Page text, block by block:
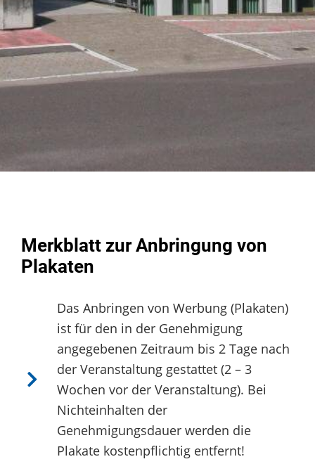
Merkblatt zur Anbringung von
Plakaten
Das Anbringen von Werbung (Plakaten)
ist für den in der Genehmigung
angegebenen Zeitraum bis 2 Tage nach
der Veranstaltung gestattet (2 – 3
Wochen vor der Veranstaltung). Bei
Nichteinhalten der
Genehmigungsdauer werden die
Plakate kostenpflichtig entfernt!